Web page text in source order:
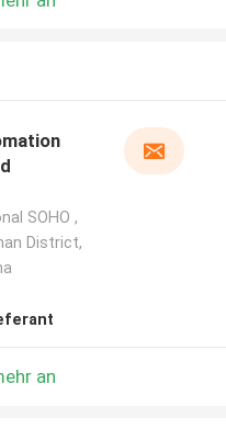
SOHO ,
District,
an